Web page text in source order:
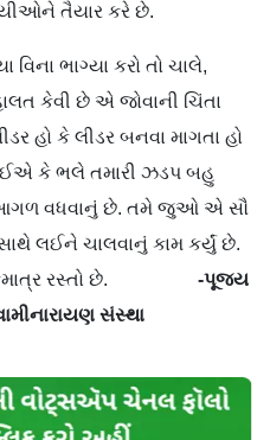
તૈયાર કરે છે.
વિના ભાગ્યા કરો તો ચાલે,
કેવી છે એ જોવાની ચિંતા
હો કે લીડર બનવા માગતા હો
કે ભલે તમારી ઝડપ બહુ
આગળ વધવાનું છે. તમે જુઓ એ સૌ
લઈને ચાલવાનું કામ કર્યું છે.
એકમાત્ર રસ્તો છે. -પૂજ્ય
સંસ્થા